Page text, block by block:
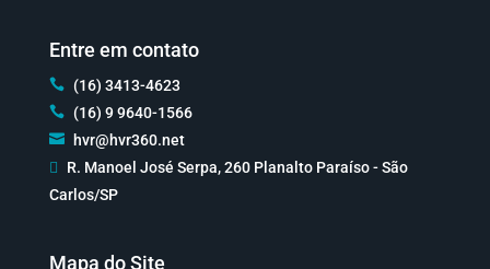
Entre em contato
 (16) 3413-4623
 (16) 9 9640-1566
 hvr@hvr360.net

R. Manoel José Serpa, 260 Planalto Paraíso - São
Carlos/SP
Mapa do Site